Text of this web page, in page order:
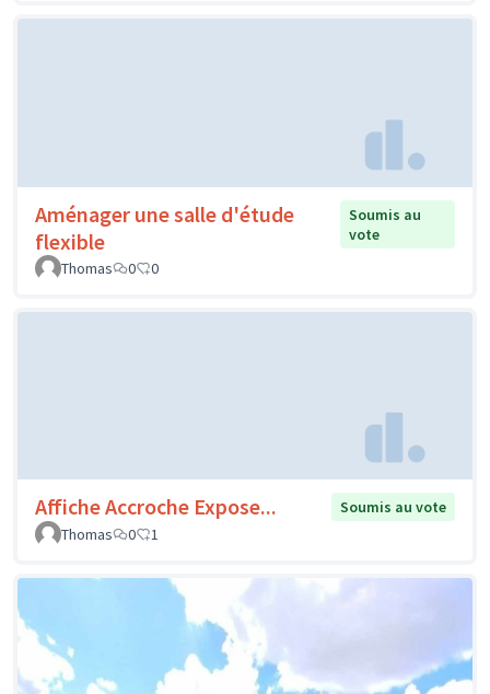
Aménager une salle d'étude
flexible
Soumis au
vote
Thomas
0 0
Affiche Accroche Expose...
Soumis au vote
Thomas
0 1